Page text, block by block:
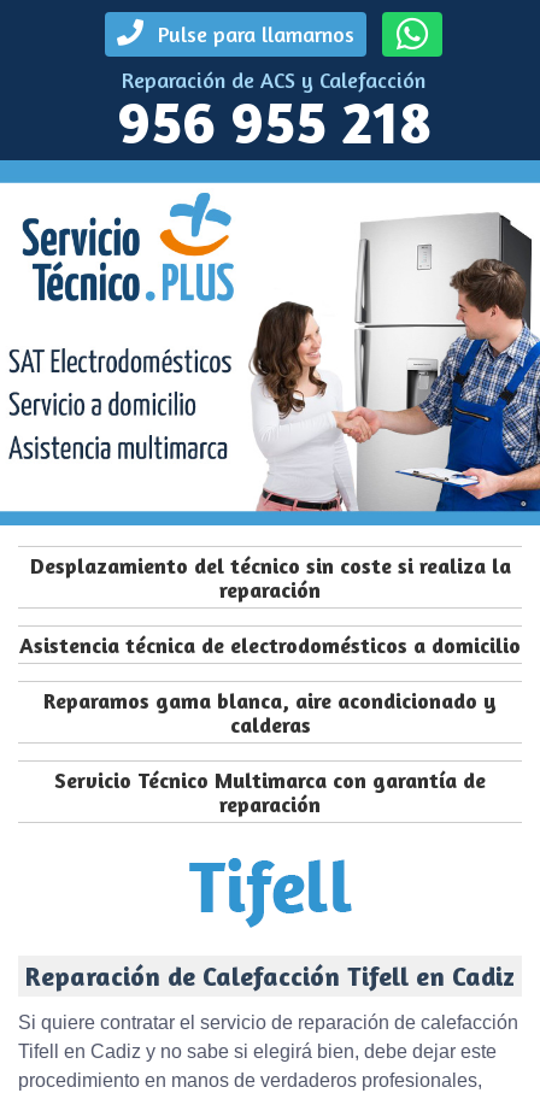
Pulse para llamarnos
Reparación de ACS y Calefacción
956 955 218
Desplazamiento del técnico sin coste si realiza la
reparación
Asistencia técnica de electrodomésticos a domicilio
Reparamos gama blanca, aire acondicionado y
calderas
Servicio Técnico Multimarca con garantía de
reparación
Reparación de Calefacción Tifell en Cadiz
Si quiere contratar el servicio de reparación de calefacción
Tifell en Cadiz y no sabe si elegirá bien, debe dejar este
procedimiento en manos de verdaderos profesionales,